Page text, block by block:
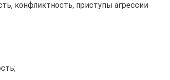
конфликтность, приступы агрессии